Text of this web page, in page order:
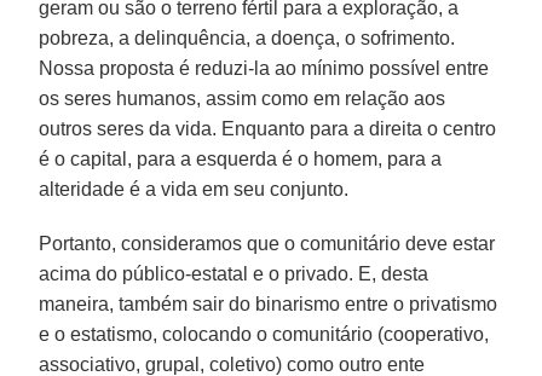
geram ou são o terreno fértil para a exploração, a
pobreza, a delinquência, a doença, o sofrimento.
Nossa proposta é reduzi-la ao mínimo possível entre
os seres humanos, assim como em relação aos
outros seres da vida. Enquanto para a direita o centro
é o capital, para a esquerda é o homem, para a
alteridade é a vida em seu conjunto.
Portanto, consideramos que o comunitário deve estar
acima do público-estatal e o privado. E, desta
maneira, também sair do binarismo entre o privatismo
e o estatismo, colocando o comunitário (cooperativo,
associativo, grupal, coletivo) como outro ente